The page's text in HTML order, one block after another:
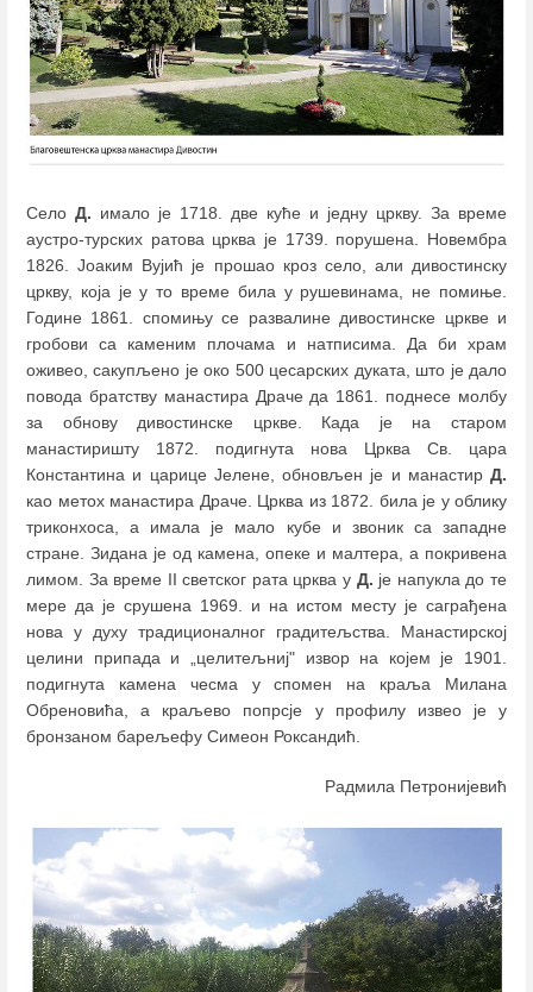
Село Д. имало је 1718. две куће и једну цркву. За време
аустро-турских ратова црква је 1739. порушена. Новембра
1826. Јоаким Вујић је прошао кроз село, али дивостинску
цркву, која је у то време била у рушевинама, не помиње.
Године 1861. спомињу се развалине дивостинске цркве и
гробови са каменим плочама и натписима. Да би храм
оживео, сакупљено је око 500 цесарских дуката, што је дало
повода братству манастира Драче да 1861. поднесе молбу
за обнову дивостинске цркве. Када је на старом
манастиришту 1872. подигнута нова Црква Св. цара
Константина и царице Јелене, обновљен је и манастир Д.
као метох манастира Драче. Црква из 1872. била је у облику
триконхоса, а имала је мало кубе и звоник са западне
стране. Зидана је од камена, опеке и малтера, а покривена
лимом. За време II светског рата црква у Д. је напукла до те
мере да је cрушена 1969. и на истом месту је саграђена
нова у духу традиционалног градитељства. Манастирској
целини припада и „целитељниј" извор на којем је 1901.
подигнута камена чесма у спомен на краља Милана
Обреновића, а краљево попрсје у профилу извео је у
бронзаном барељефу Симеон Роксандић.
Радмила Петронијевић